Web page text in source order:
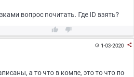
вопрос почитать. Где ID взять?
 
1-03-2020 
а то что в компе, это то что по